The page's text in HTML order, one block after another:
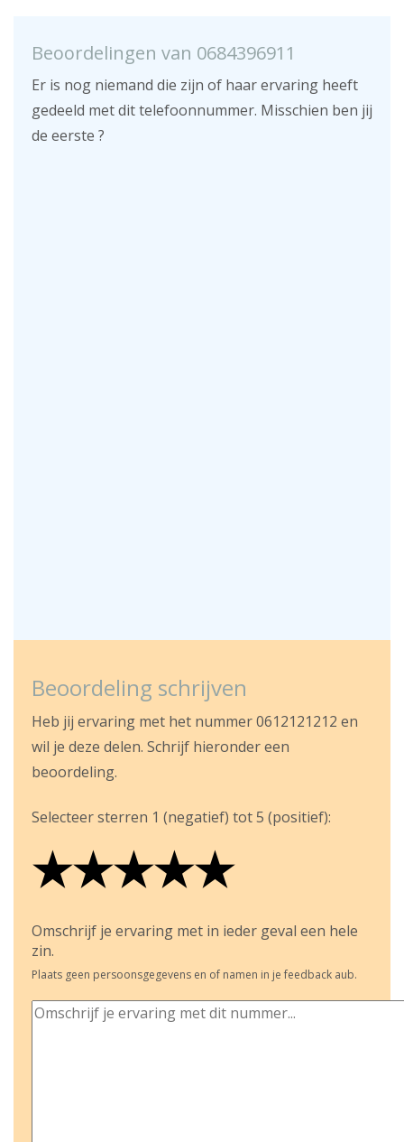
Beoordelingen van 0684396911
Er is nog niemand die zijn of haar ervaring heeft
gedeeld met dit telefoonnummer. Misschien ben jij
de eerste ?
Beoordeling schrijven
Heb jij ervaring met het nummer 0612121212 en
wil je deze delen. Schrijf hieronder een
beoordeling.
Selecteer sterren 1 (negatief) tot 5 (positief):
★
★★
★★★
★★★★
★★★★★
Omschrijf je ervaring met in ieder geval een hele
zin.
Plaats geen persoonsgegevens en of namen in je feedback aub.